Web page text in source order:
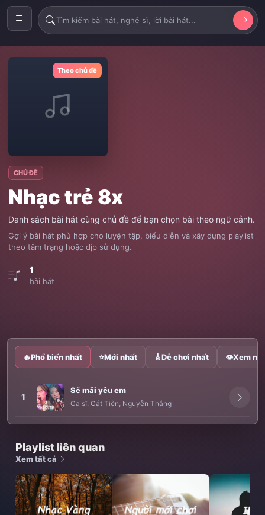
Theo chủ đề
CHỦ ĐỀ
Nhạc trẻ 8x
Danh sách bài hát cùng chủ đề để bạn chọn bài theo ngữ cảnh.
Gợi ý bài hát phù hợp cho luyện tập, biểu diễn và xây dựng playlist
theo tâm trạng hoặc dịp sử dụng.
1
bài hát
🔥Phổ biến nhất ⭐Mới nhất 🎸Dễ chơi nhất 👁Xem
1
Sẽ mãi yêu em
Ca sĩ: Cát Tiên, Nguyễn Thắng
Playlist liên quan
Xem tất cả